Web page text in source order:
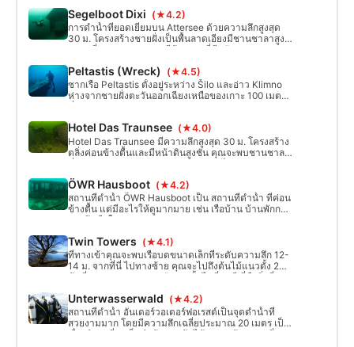
จมลงอย่างรวดเร็ว
Segelboot Dixi (★4.2)
การดำน้ำที่ยอดเยี่ยมบน Attersee ด้วยความลึกสูงสุด
30 ม. โครงสร้างชายฝั่งเป็นพื้นลาดเอียงมีชานชาลาสูง 5
เมตร ที่ความสูง 8 เมตร มีบ้านกองที่มีหลังคาคลุม ซาก
อ่างอาบน้ำเติมอากาศ
Peltastis (Wreck)
(★4.5)
ซากเรือ Peltastis ตั้งอยู่ระหว่าง Šilo และอ่าว Klimno
ห่างจากชายฝั่งตะวันออกเฉียงเหนือของเกาะ 100 เมตร
ที่ระดับความลึก 12 ถึง 32 เมตร
Hotel Das Traunsee (★4.0)
Hotel Das Traunsee มีความลึกสูงสุด 30 ม. โครงสร้าง
ตลิ่งค่อนข้างตื้นและมีหน้าดินสูงชัน คุณจะพบชานชาลา
ที่ระยะ 5 ม. และ 10 ม. คุณสมบัติพิเศษ ได้แก่ รถบัส VW
ÖWR Hausboot (★4.2)
สถานที่ดำน้ำ ÖWR Hausboot เป็น สถานที่ดำน้ำ ที่ค่อน
ข้างตื้น แต่มีอะไรให้ดูมากมาย เช่น เรือบ้าน บ้านพักกอง
รวมถึงเรือใบต่างๆ
Twin Towers (★4.1)
ที่ทางเข้าคุณจะพบเรือบดขนาดเล็กที่ระดับความลึก 12-
14 ม. จากที่นี่ ไปทางซ้าย คุณจะไปถึงต้นไม้แนวตั้ง 2
ต้นที่ความสูง 18 เมตรหลังจากนั้นไม่กี่นาที นี่คือสิ่งที่
Unterwasserwald (★4.2)
สถานที่ดำน้ำ อันเดอร์วอเตอร์ฟอเรสต์เป็นจุดดำน้ำที่
สวยงามมาก โดยมีความลึกเฉลี่ยประมาณ 20 เมตร เป็น
เรื่องพิเศษที่จะเห็นลำต้นของต้นไม้วางอยู่ด้านล่าง ซึ่ง